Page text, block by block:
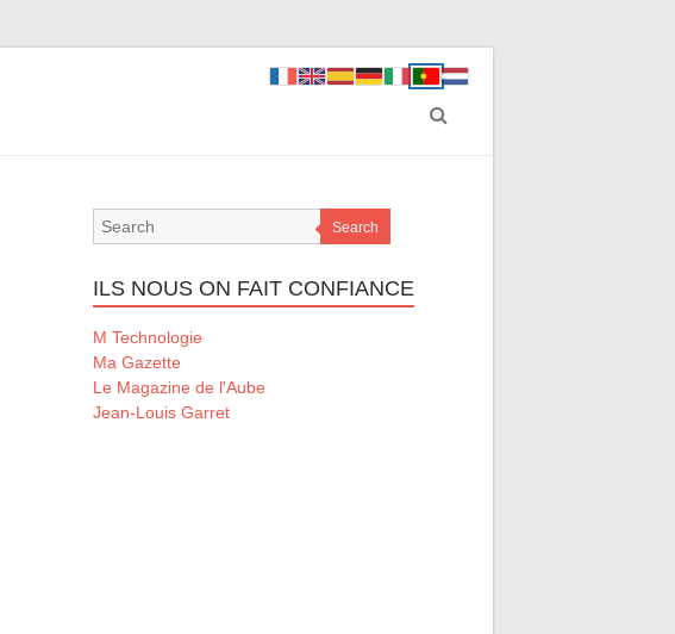
Search
ILS NOUS ON FAIT CONFIANCE
M Technologie
Ma Gazette
Le Magazine de l'Aube
Jean-Louis Garret